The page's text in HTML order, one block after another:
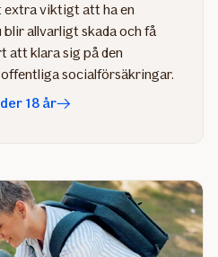
extra viktigt att ha en
allvarligt skada och få
att klara sig på den
socialförsäkringar.
18 år